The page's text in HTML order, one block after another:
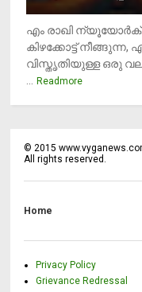
എം രാഖി
കിഴക്കോട്ട് നീങ്ങുന്ന,
വിസ്തൃതിയുള്ള ഒരു
... Readmore
©2015
All rights reserved.
Home
Privacy Policy
Grievance Redressal